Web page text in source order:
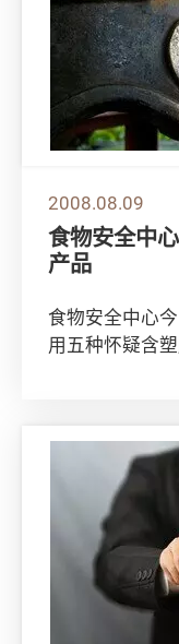
2008.08.09
食物安全中
产品
食物安全中心
用五种怀疑含